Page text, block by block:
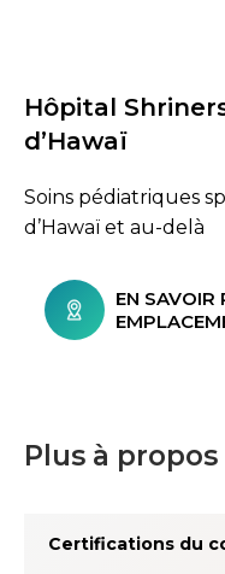
Hôpital
d’Hawaï
Soins pédiatriques
d’Hawaï et au-delà
EN SAVOIR
Plus à
Certifications du